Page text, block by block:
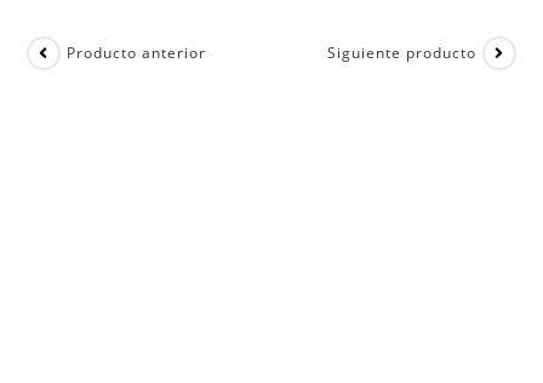
Producto anterior Siguiente producto